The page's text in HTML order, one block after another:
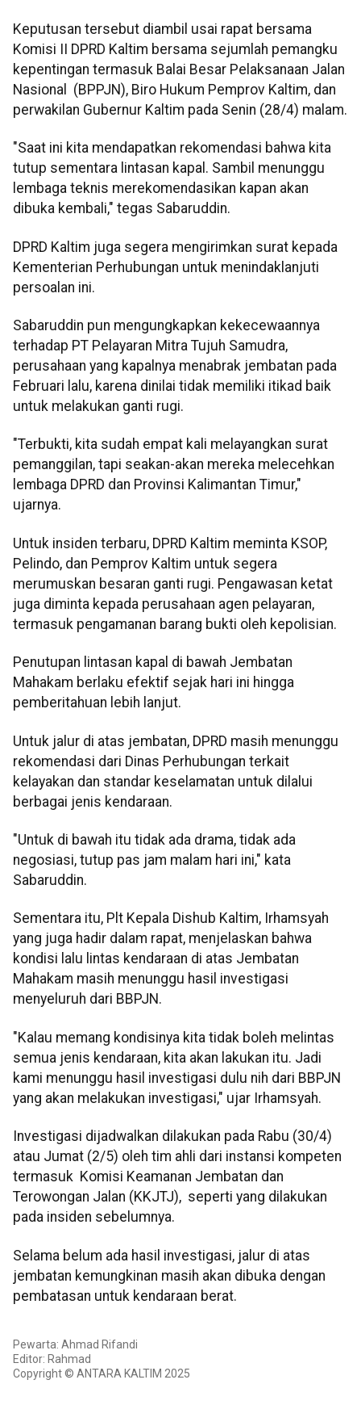
Keputusan tersebut diambil usai rapat bersama
Komisi II DPRD Kaltim bersama sejumlah pemangku
kepentingan termasuk Balai Besar Pelaksanaan Jalan
Nasional (BPPJN), Biro Hukum Pemprov Kaltim, dan
perwakilan Gubernur Kaltim pada Senin (28/4) malam.
"Saat ini kita mendapatkan rekomendasi bahwa kita
tutup sementara lintasan kapal. Sambil menunggu
lembaga teknis merekomendasikan kapan akan
dibuka kembali," tegas Sabaruddin.
DPRD Kaltim juga segera mengirimkan surat kepada
Kementerian Perhubungan untuk menindaklanjuti
persoalan ini.
Sabaruddin pun mengungkapkan kekecewaannya
terhadap PT Pelayaran Mitra Tujuh Samudra,
perusahaan yang kapalnya menabrak jembatan pada
Februari lalu, karena dinilai tidak memiliki itikad baik
untuk melakukan ganti rugi.
"Terbukti, kita sudah empat kali melayangkan surat
pemanggilan, tapi seakan-akan mereka melecehkan
lembaga DPRD dan Provinsi Kalimantan Timur,"
ujarnya.
Untuk insiden terbaru, DPRD Kaltim meminta KSOP,
Pelindo, dan Pemprov Kaltim untuk segera
merumuskan besaran ganti rugi. Pengawasan ketat
juga diminta kepada perusahaan agen pelayaran,
termasuk pengamanan barang bukti oleh kepolisian.
Penutupan lintasan kapal di bawah Jembatan
Mahakam berlaku efektif sejak hari ini hingga
pemberitahuan lebih lanjut.
Untuk jalur di atas jembatan, DPRD masih menunggu
rekomendasi dari Dinas Perhubungan terkait
kelayakan dan standar keselamatan untuk dilalui
berbagai jenis kendaraan.
"Untuk di bawah itu tidak ada drama, tidak ada
negosiasi, tutup pas jam malam hari ini," kata
Sabaruddin.
Sementara itu, Plt Kepala Dishub Kaltim, Irhamsyah
yang juga hadir dalam rapat, menjelaskan bahwa
kondisi lalu lintas kendaraan di atas Jembatan
Mahakam masih menunggu hasil investigasi
menyeluruh dari BBPJN.
"Kalau memang kondisinya kita tidak boleh melintas
semua jenis kendaraan, kita akan lakukan itu. Jadi
kami menunggu hasil investigasi dulu nih dari BBPJN
yang akan melakukan investigasi," ujar Irhamsyah.
Investigasi dijadwalkan dilakukan pada Rabu (30/4)
atau Jumat (2/5) oleh tim ahli dari instansi kompeten
termasuk Komisi Keamanan Jembatan dan
Terowongan Jalan (KKJTJ), seperti yang dilakukan
pada insiden sebelumnya.
Selama belum ada hasil investigasi, jalur di atas
jembatan kemungkinan masih akan dibuka dengan
pembatasan untuk kendaraan berat.
Pewarta: Ahmad Rifandi
Editor: Rahmad
Copyright © ANTARA KALTIM 2025